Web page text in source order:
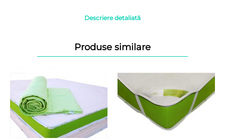
Atentie! Fotografiile produselor prezentate au caracter informativ,
Descriere detaliată
Produse similare